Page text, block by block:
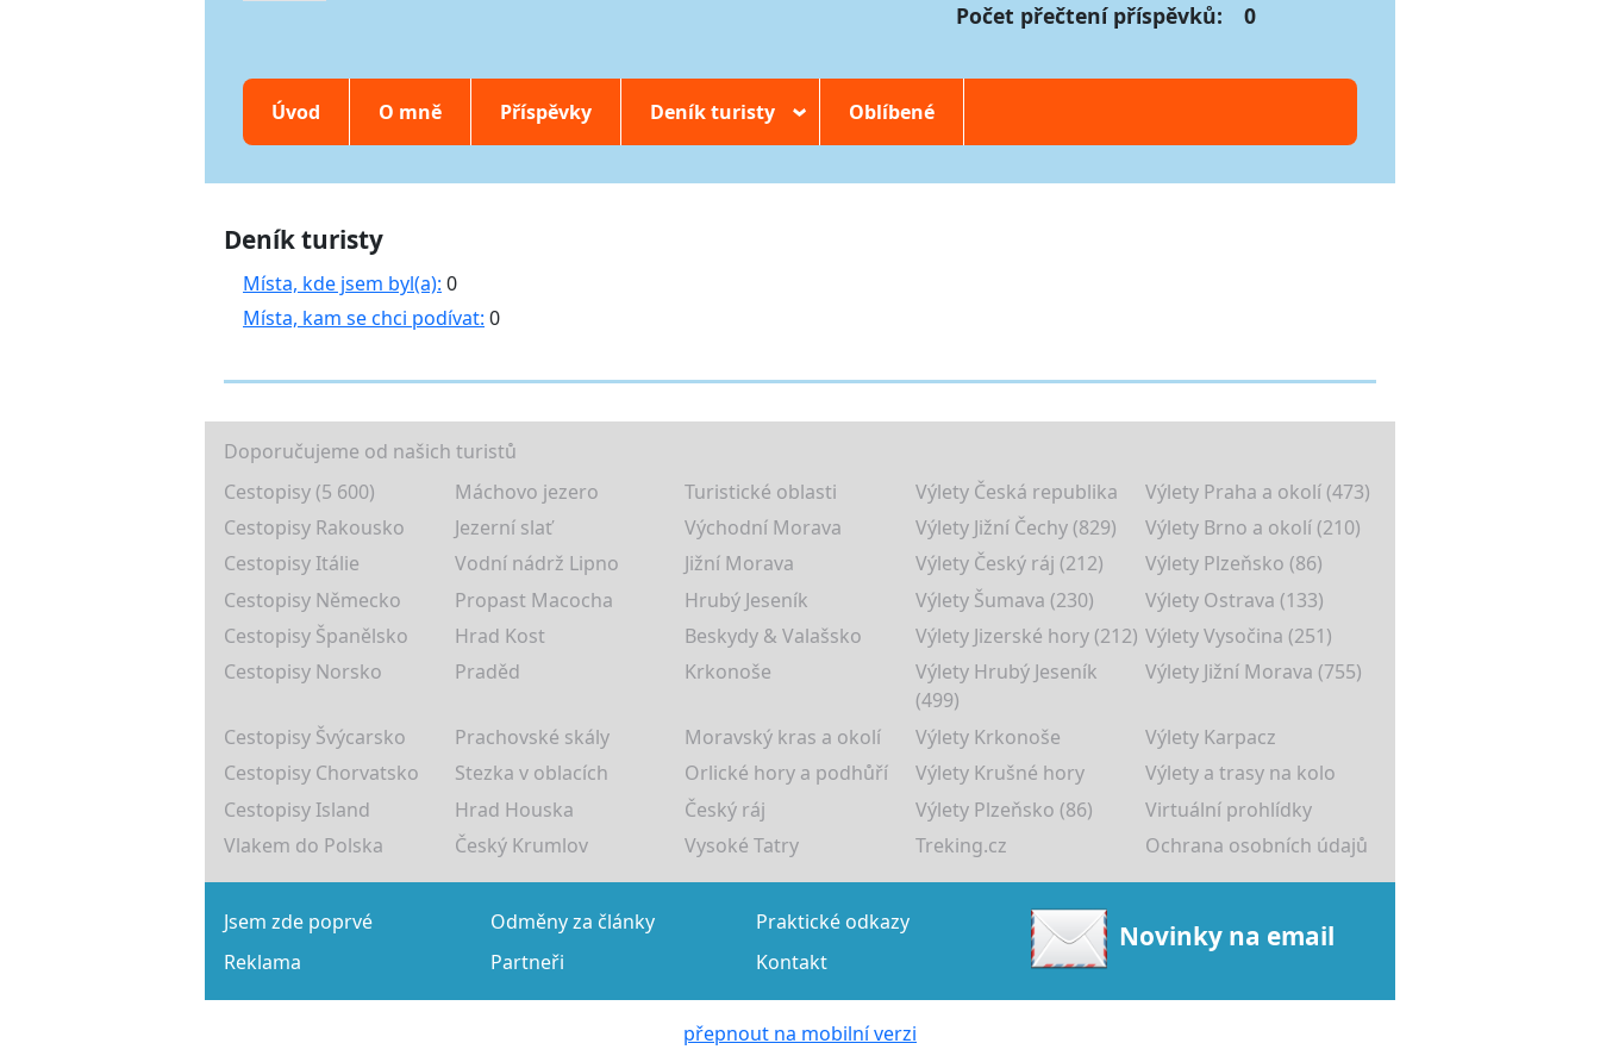
Počet přečtení příspěvků:
0
Úvod O mně Příspěvky Deník turisty › Oblíbené
Deník turisty
Místa, kde jsem byl(a): 0
Místa, kam se chci podívat: 0
Doporučujeme od našich turistů
Cestopisy (5 600)
Máchovo jezero Turistické oblasti Výlety Česká republika
Výlety Praha a okolí (473)
Cestopisy Rakousko
Jezerní slať Východní Morava Výlety Jižní Čechy (829)
Výlety Brno a okolí (210)
Cestopisy Itálie
Vodní nádrž Lipno Jižní Morava Výlety Český ráj (212)
Výlety Plzeňsko (86)
Cestopisy Německo
Propast Macocha Hrubý Jeseník Výlety Šumava (230)
Výlety Ostrava (133)
Cestopisy Španělsko
Hrad Kost Beskydy & Valašsko Výlety Jizerské hory (212) Výlety Vysočina (251)
Cestopisy Norsko
Praděd Krkonoše
Výlety Hrubý Jeseník
(499)
Výlety Jižní Morava (755)
Cestopisy Švýcarsko Prachovské skály Moravský kras a okolí Výlety Krkonoše
Výlety Karpacz
Cestopisy Chorvatsko
Stezka v oblacích Orlické hory a podhůří Výlety Krušné hory
Výlety a trasy na kolo
Cestopisy Island
Hrad Houska Český ráj Výlety Plzeňsko (86)
Virtuální prohlídky
Vlakem do Polska
Český Krumlov Vysoké Tatry Treking.cz Ochrana osobních údajů
Jsem zde poprvé Odměny za články
Praktické odkazy
Reklama
Partneři Kontakt
Novinky na email
přepnout na mobilní verzi